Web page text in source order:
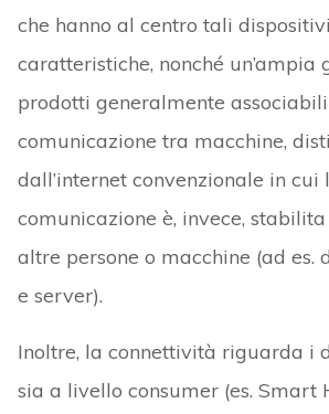
che hanno al centro tali
caratteristiche, nonché un’ampia
prodotti generalmente
comunicazione tra macchine,
dall’internet convenzionale in cui
comunicazione è, invece,
altre persone o macchine (ad es.
e server).
Inoltre, la connettività riguarda i
sia a livello consumer (es. Smart